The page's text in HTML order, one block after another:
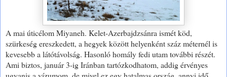
A mai úticélom Miyaneh. Kelet-Azerbajdzsánra ismét köd,
szürkeség ereszkedett, a hegyek között helyenként száz méternél is
kevesebb a látótávolság. Hasonló homály fedi utam további részét.
Ami biztos, január 3-ig Iránban tartózkodhatom, addig érvényes